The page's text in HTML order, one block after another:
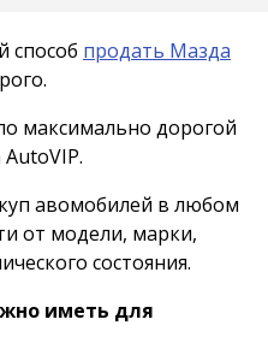
способ продать Мазда
максимально дорогой
авомобилей в любом
от модели, марки,
состояния.
иметь для